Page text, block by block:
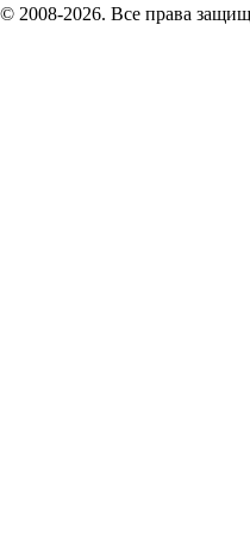
2008-2026. Все права